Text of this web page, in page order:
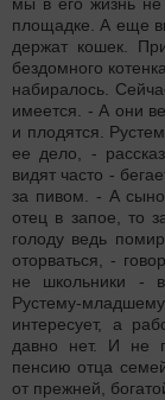
мы в его жизнь не
площадке. А еще
держат кошек.
бездомного
набиралось.
имеется. - А они
и плодятся.
ее дело, -
видят часто -
за пивом. - А
отец в запое, то
голоду ведь
оторваться, -
не школьники -
Рустему-
интересует, а
давно нет. И не
пенсию отца
от прежней,